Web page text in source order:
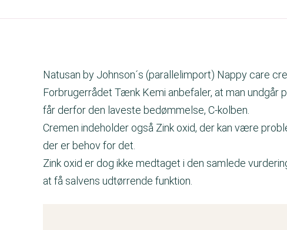
Natusan by Johnson´s (parallelimport) Nappy care
Forbrugerrådet Tænk Kemi anbefaler, at man undgår
får derfor den laveste bedømmelse, C-kolben.
Cremen indeholder også Zink oxid, der kan være
der er behov for det.
Zink oxid er dog ikke medtaget i den samlede
at få salvens udtørrende funktion.